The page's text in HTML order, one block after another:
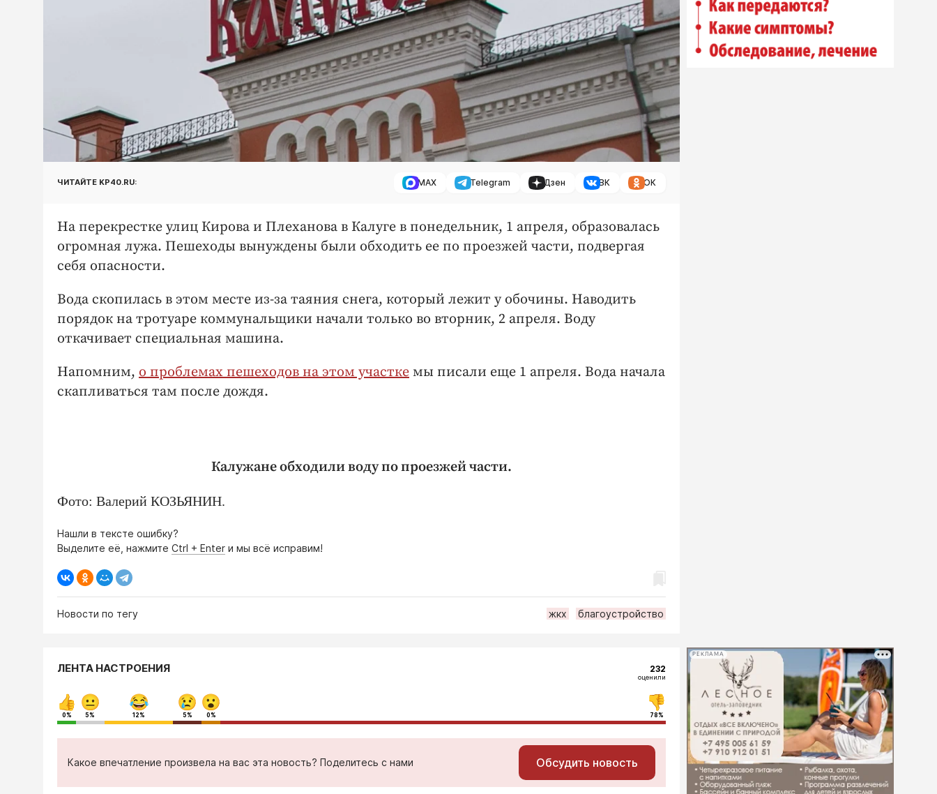
ЧИТАЙТЕ KP40.RU: MAX Telegram Дзен ВК ОК
На перекрестке улиц Кирова и Плеханова в Калуге в понедельник, 1 апреля, образовалась
огромная лужа. Пешеходы вынуждены были обходить ее по проезжей части, подвергая
себя опасности.
Вода скопилась в этом месте из-за таяния снега, который лежит у обочины. Наводить
порядок на тротуаре коммунальщики начали только во вторник, 2 апреля. Воду
откачивает специальная машина.
Напомним, о проблемах пешеходов на этом участке мы писали еще 1 апреля. Вода начала
скапливаться там после дождя.
Калужане обходили воду по проезжей части.
Фото: Валерий КОЗЬЯНИН.
Нашли в тексте ошибку?
Выделите её, нажмите Ctrl + Enter и мы всё исправим!
Новости по тегу жкх благоустройство
ЛЕНТА НАСТРОЕНИЯ 232
оценили
0% 5% 12% 5% 0% 78%
Какое впечатление произвела на вас эта новость? Поделитесь с нами Обсудить новость
РЕКЛАМА